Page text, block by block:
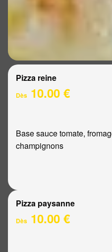
Pizza reine
Dès 10.00 €
Base sauce tomate,
champignons
Pizza paysanne
Dès 10.00 €